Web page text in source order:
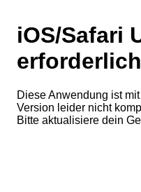
iOS/Safari
erforderlich
Diese Anwendung ist
Version leider nicht
Bitte aktualisiere dein